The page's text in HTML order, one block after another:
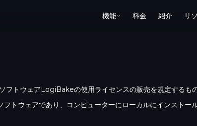
機能 料金 紹介 リ
トウェアLogiBakeの使用ライセンスの販売を規定するもの
トウェアであり、コンピューターにローカルにインストー